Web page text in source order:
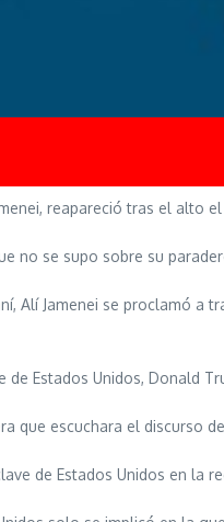
reapareció tras el alto
no se supo sobre su
Alí Jamenei se proclamó a
de Estados Unidos, Donald
que escuchara el discurso
de Estados Unidos en la